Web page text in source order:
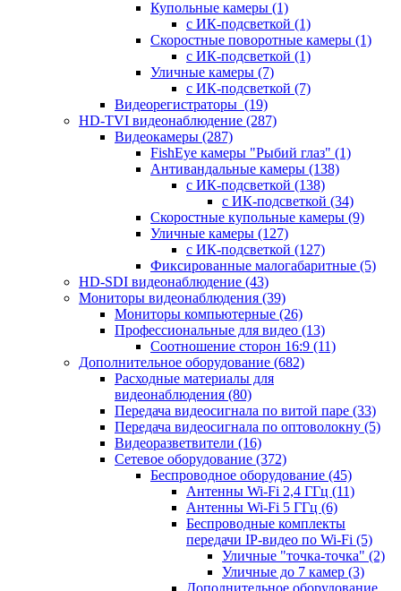
Купольные камеры (1)
с ИК-подсветкой (1)
Скоростные поворотные камеры (1)
с ИК-подсветкой (1)
Уличные камеры (7)
с ИК-подсветкой (7)
Видеорегистраторы (19)
HD-TVI видеонаблюдение (287)
Видеокамеры (287)
FishEye камеры "Рыбий глаз" (1)
Антивандальные камеры (138)
с ИК-подсветкой (138)
с ИК-подсветкой (34)
Скоростные купольные камеры (9)
Уличные камеры (127)
с ИК-подсветкой (127)
Фиксированные малогабаритные (5)
HD-SDI видеонаблюдение (43)
Мониторы видеонаблюдения (39)
Мониторы компьютерные (26)
Профессиональные для видео (13)
Соотношение сторон 16:9 (11)
Дополнительное оборудование (682)
Расходные материалы для
видеонаблюдения (80)
Передача видеосигнала по витой паре (33)
Передача видеосигнала по оптоволокну (5)
Видеоразветвители (16)
Сетевое оборудование (372)
Беспроводное оборудование (45)
Антенны Wi-Fi 2,4 ГГц (11)
Антенны Wi-Fi 5 ГГц (6)
Беспроводные комплекты
передачи IP-видео по Wi-Fi (5)
Уличные "точка-точка" (2)
Уличные до 7 камер (3)
Дополнительное оборудование